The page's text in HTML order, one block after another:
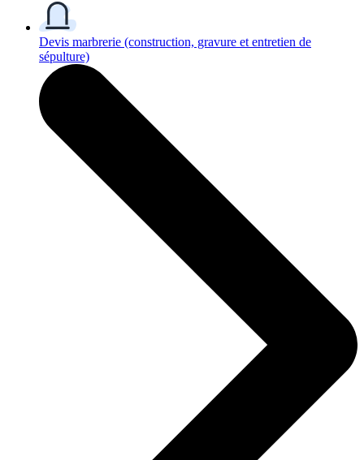
Devis marbrerie (construction, gravure et entretien de
sépulture)